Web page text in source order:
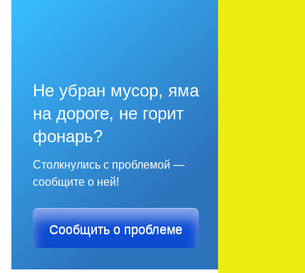
Не убран мусор, яма
на дороге, не горит
фонарь?
Столкнулись с проблемой —
сообщите о ней!
Сообщить о проблеме